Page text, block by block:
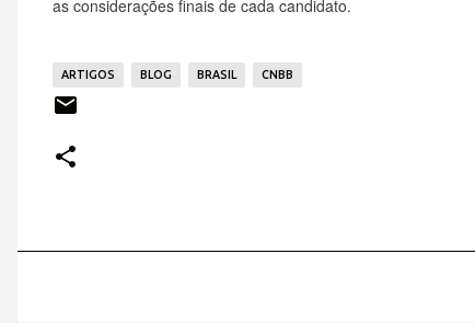
as considerações finais de cada candidato.
ARTIGOS BLOG BRASIL CNBB